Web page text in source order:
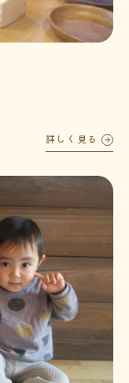
詳しく見る